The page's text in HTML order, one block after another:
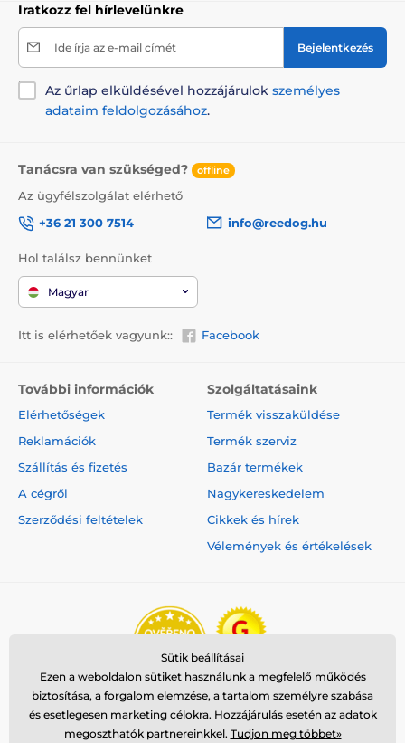
Előnyök
Fekvőfelületek és búvóhely levehető párnával
A párna és a kosarak puha plüss borítással (460
g/m²)
Tartozéka egy szórakoztató játék
A csomag tartalma
A műszaki specifikációk előzetes értesítés nélkül
A termék a következő kategóriákba sorolt
Kaparók macskáknak
Közepes 100 - 150 cm Kaparófák
Macska
Iratkozz fel hírlevelünkre
Ide írja az e-mail címét Bejelentkezés
Az űrlap elküldésével hozzájárulok személyes
adataim feldolgozásához.
Tanácsra van szükséged? offline
Az ügyfélszolgálat elérhető
+36 21 300 7514
info@reedog.hu
Hol találsz bennünket
Magyar
Itt is elérhetőek vagyunk:: Facebook
További információk
Elérhetőségek
Reklamációk
Szállítás és fizetés
A cégről
Szerződési feltételek
Szolgáltatásaink
Termék visszaküldése
Termék szerviz
Bazár termékek
Nagykereskedelem
Cikkek és hírek
Vélemények és értékelések
Sütik beállításai
Ezen a weboldalon sütiket használunk a megfelelő működés
biztosítása, a forgalom elemzése, a tartalom személyre szabása
és esetlegesen marketing célokra. Hozzájárulás esetén az adatok
megoszthatók partnereinkkel. Tudjon meg többet»